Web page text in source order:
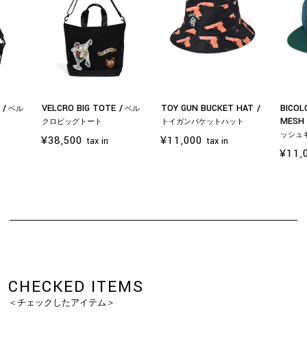
ベル VELCRO BIG TOTE
ベル
クロビッグトート
¥38,500 tax in
TOY GUN BUCKET HAT
トイガンバケットハット
¥11,000 tax in ッシュ
CHECKED ITEMS
＜チェックしたアイテム＞